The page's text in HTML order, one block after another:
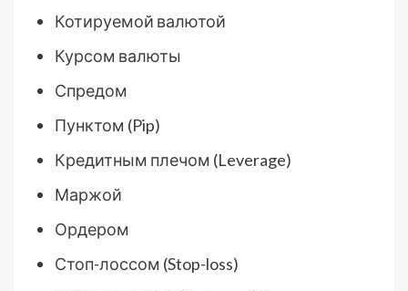
Котируемой валютой
Курсом валюты
Спредом
Пунктом (Pip)
Кредитным плечом (Leverage)
Маржой
Ордером
Стоп-лоссом (Stop-loss)